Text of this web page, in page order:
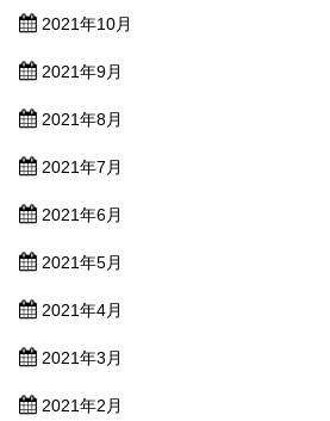
2021年10月
2021年9月
2021年8月
2021年7月
2021年6月
2021年5月
2021年4月
2021年3月
2021年2月